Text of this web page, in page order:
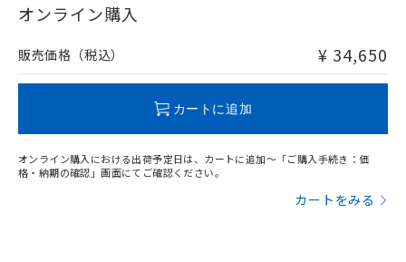
在庫等で未対応品が混在する可能性があります。
問い合わせください。
オンライン購入
販売価格（税込） ¥ 34,650
カートに追加
オンライン購入における出荷予定日は、カートに追加～「ご購入手続き：価
格・納期の確認」画面にてご確認ください。
カートをみる